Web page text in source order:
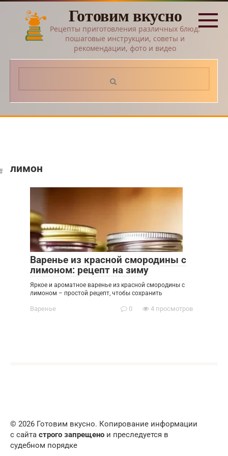
Перейти
контенту
Готовим вкусно
Рецепты приготовления различных блюд:
пошаговые инструкции, советы и
рекомендации, фото и видео
лимон
Варенье из красной смородины с
лимоном: рецепт на зиму
Яркое и ароматное варенье из красной смородины с
лимоном – простой рецепт, чтобы сохранить
Варенье 0 4 просмотров
© 2026 Готовим вкусно. Копирование информации
с сайта строго запрещено и преследуется в
судебном порядке